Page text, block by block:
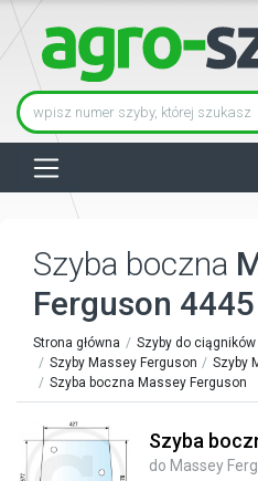
Szyba boczna
Ferguson 4445
Strona główna
Szyby do
Szyby Massey Ferguson
Szyby
Szyba boczna Massey Ferguson
Szyba
do Massey